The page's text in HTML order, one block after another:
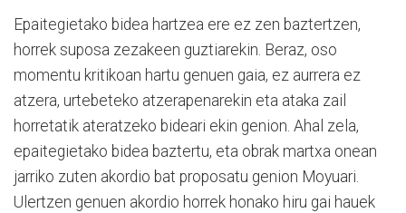
Epaitegietako bidea hartzea ere ez zen baztertzen,
horrek suposa zezakeen guztiarekin. Beraz, oso
momentu kritikoan hartu genuen gaia, ez aurrera ez
atzera, urtebeteko atzerapenarekin eta ataka zail
horretatik ateratzeko bideari ekin genion. Ahal zela,
epaitegietako bidea baztertu, eta obrak martxa onean
jarriko zuten akordio bat proposatu genion Moyuari.
Ulertzen genuen akordio horrek honako hiru gai hauek